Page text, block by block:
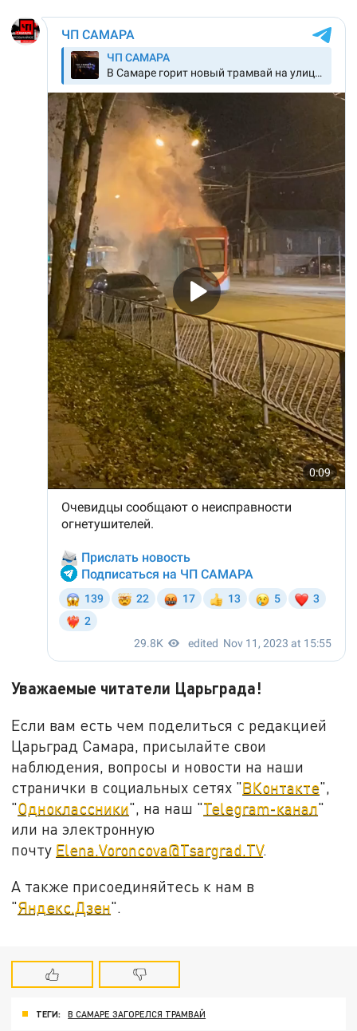
Уважаемые читатели Царьграда!
Если вам есть чем поделиться с редакцией
Царьград Самара, присылайте свои
наблюдения, вопросы и новости на наши
странички в социальных сетях "ВКонтакте",
"Одноклассники", на наш "Telegram-канал"
или на электронную
почту Elena.Voroncova@Tsargrad.TV.
А также присоединяйтесь к нам в
"Яндекс.Дзен".
ТЕГИ: В САМАРЕ ЗАГОРЕЛСЯ ТРАМВАЙ